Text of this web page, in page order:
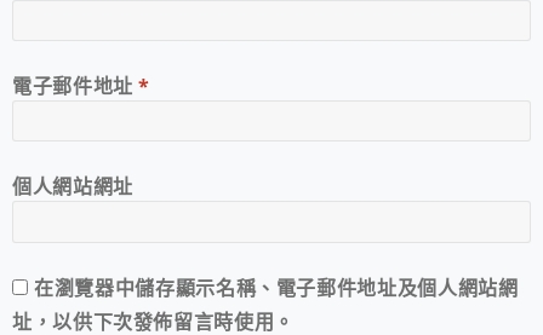
電子郵件地址*
個人網站網址
在瀏覽器中儲存顯示名稱、電子郵件地址及個人網站網
址，以供下次發佈留言時使用。